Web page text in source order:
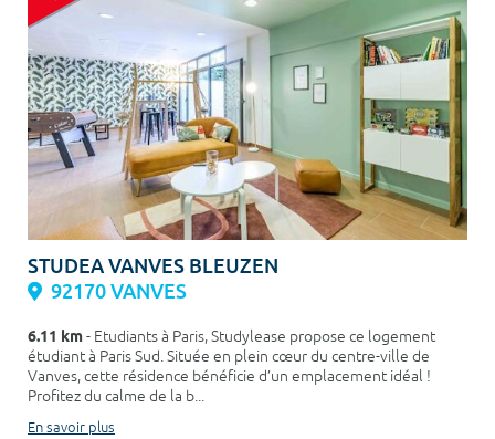
STUDEA VANVES BLEUZEN
92170 VANVES
6.11 km- Etudiants à Paris, Studylease propose ce logement
étudiant à Paris Sud. Située en plein cœur du centre-ville de
Vanves, cette résidence bénéficie d’un emplacement idéal !
Profitez du calme de la b...
En savoir plus